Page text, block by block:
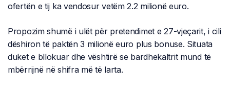
ofertën e tij ka vendosur vetëm 2.2 milionë euro.
Propozim shumë i ulët për pretendimet e 27-vjeçarit, i cili
dëshiron të paktën 3 milionë euro plus bonuse. Situata
duket e bllokuar dhe vështirë se bardhekaltrit mund të
mbërrijnë në shifra më të larta.